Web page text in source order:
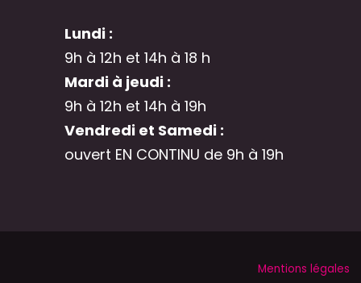
Lundi :
9h à 12h et 14h à 18 h
Mardi à jeudi :
9h à 12h et 14h à 19h
Vendredi et Samedi :
ouvert EN CONTINU de 9h à 19h
Mentions légales